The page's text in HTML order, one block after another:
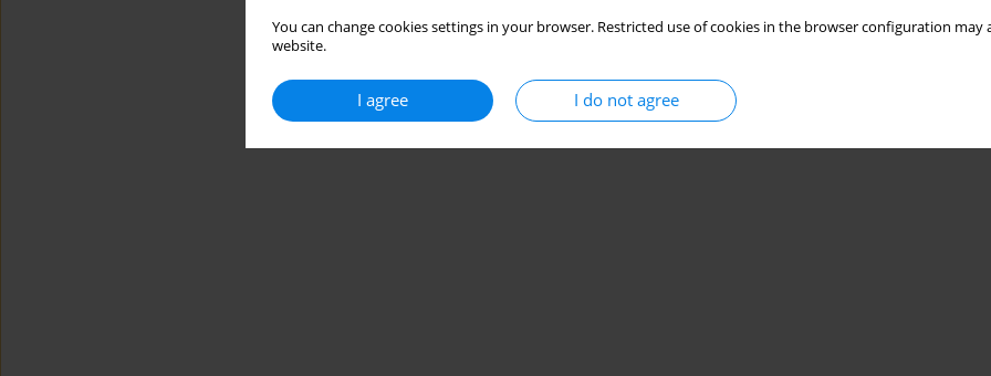
You can change cookies settings in your browser. Restricted use of cookies in the browser configuration
website.
I agree I do not agree